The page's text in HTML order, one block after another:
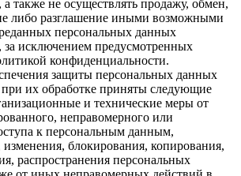
а также не осуществлять продажу, обмен,
либо разглашение иными возможными
персональных данных
за исключением предусмотренных
конфиденциальности.
защиты персональных данных
при их обработке приняты следующие
и технические меры от
неправомерного или
к персональным данным,
блокирования, копирования,
распространения персональных